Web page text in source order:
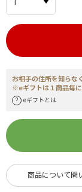
お相手の住所を知らな
※eギフトは１商品毎に
eギフトとは
商品について問